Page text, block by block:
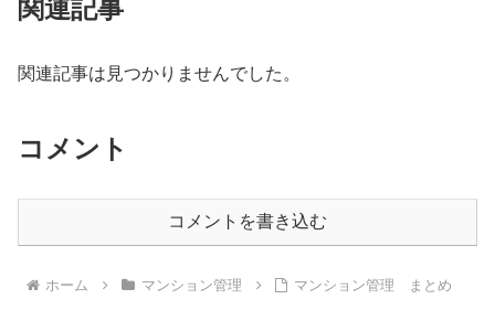
関連記事
関連記事は見つかりませんでした。
コメント
コメントを書き込む
ホーム マンション管理 マンション管理 まとめ